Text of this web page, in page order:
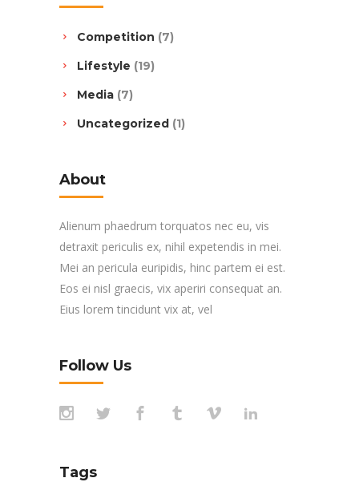
Competition (7)
Lifestyle (19)
Media (7)
Uncategorized (1)
About
Alienum phaedrum torquatos nec eu, vis
detraxit periculis ex, nihil expetendis in mei.
Mei an pericula euripidis, hinc partem ei est.
Eos ei nisl graecis, vix aperiri consequat an.
Eius lorem tincidunt vix at, vel
Follow Us
Tags